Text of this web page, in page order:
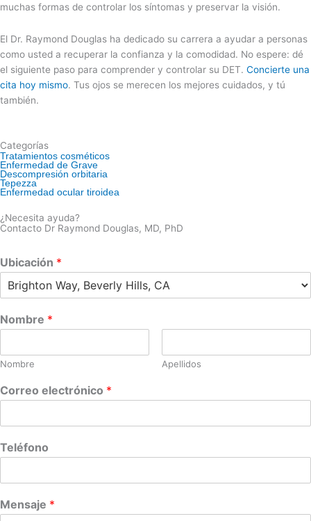
muchas formas de controlar los síntomas y preservar la visión.
El Dr. Raymond Douglas ha dedicado su carrera a ayudar a personas
como usted a recuperar la confianza y la comodidad. No espere: dé
el siguiente paso para comprender y controlar su DET. Concierte una
cita hoy mismo. Tus ojos se merecen los mejores cuidados, y tú
también.
Categorías
Tratamientos cosméticos
Enfermedad de Grave
Descompresión orbitaria
Tepezza
Enfermedad ocular tiroidea
¿Necesita ayuda?
Contacto Dr Raymond Douglas, MD, PhD
Ubicación *
Nombre *
Nombre Apellidos
Correo electrónico *
Teléfono
Mensaje *